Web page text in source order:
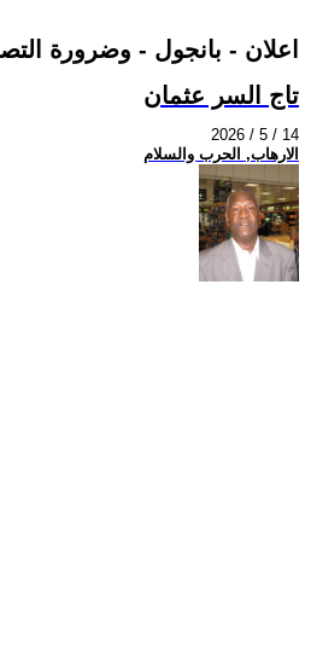
اعلان - بانجول - وضرورة
تاج السر عثمان
2026 / 5 / 14
الارهاب, الحرب والسلام